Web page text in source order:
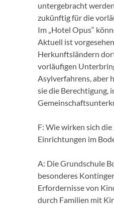
untergebracht
zukünftig für die
Im „Hotel Opus“
Aktuell ist
Herkunftsländern
vorläufigen
Asylverfahrens, aber
sie die Berechtigung,
F: Wie wirken sich
Einrichtungen im
A: Die Grundschule
besonderes
Erfordernisse von
durch Familien mit